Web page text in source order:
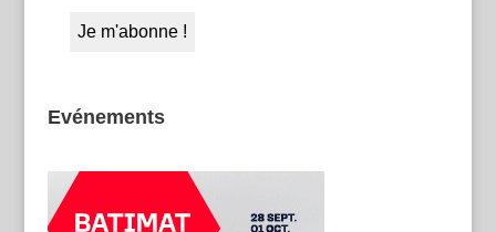
Evénements